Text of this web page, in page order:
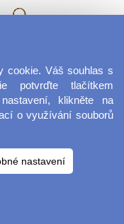
ozdoba
cookie. Váš souhlas s
potvrďte tlačítkem
klikněte na
o využívání souborů
nastavení